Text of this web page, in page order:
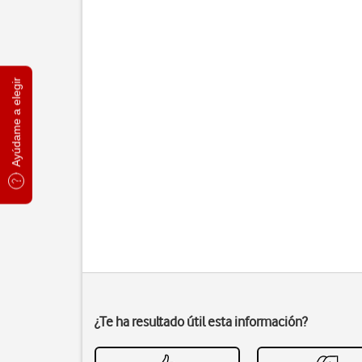
Ayúdame a elegir
¿Te ha resultado útil esta información?